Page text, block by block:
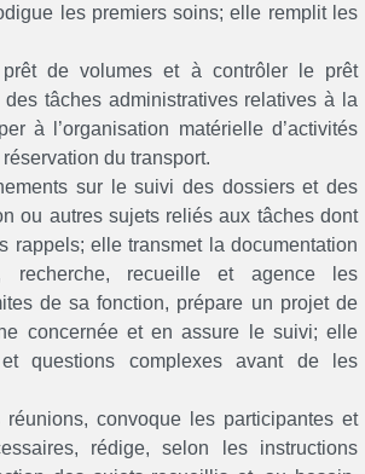
les premiers soins; elle remplit les
de volumes et à contrôler le prêt
tâches administratives relatives à la
à l’organisation matérielle d’activités
du transport.
sur le suivi des dossiers et des
ou autres sujets reliés aux tâches dont
rappels; elle transmet la documentation
recherche, recueille et agence les
de sa fonction, prépare un projet de
concernée et en assure le suivi; elle
questions complexes avant de les
convoque les participantes et
rédige, selon les instructions